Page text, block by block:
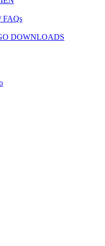
FAQs
DOWNLOADS